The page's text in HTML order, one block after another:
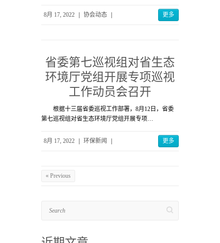
8月 17, 2022 协会动态 更多
省委第七巡视组对省生态
环境厅党组开展专项巡视
工作动员会召开
根据十三届省委巡视工作部署，8月12日，省委
第七巡视组对省生态环境厅党组开展专项…
8月 17, 2022 环保新闻 更多
« Previous